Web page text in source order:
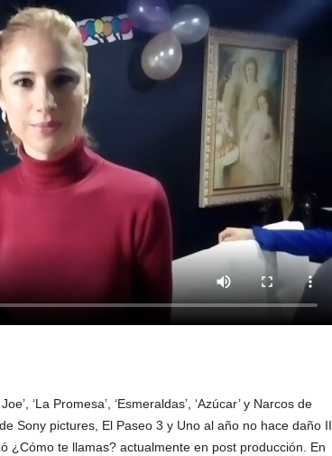
‘La Promesa’, ‘Esmeraldas’, ‘Azúcar’ y Narcos de
Sony pictures, El Paseo 3 y Uno al año no hace daño II
¿Cómo te llamas? actualmente en post producción. En